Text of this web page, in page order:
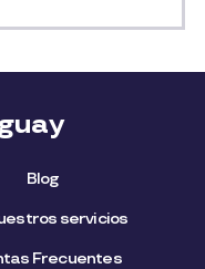
Blog
servicios
Frecuentes